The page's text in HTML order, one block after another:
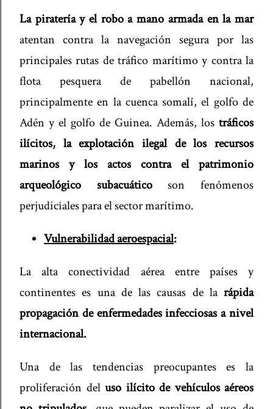
La piratería y el robo a mano armada en la mar
atentan contra la navegación segura por las
principales rutas de tráfico marítimo y contra la
flota pesquera de pabellón nacional,
principalmente en la cuenca somalí, el golfo de
Adén y el golfo de Guinea. Además, los tráficos
ilícitos, la explotación ilegal de los recursos
marinos y los actos contra el patrimonio
arqueológico subacuáticoson fenómenos
perjudiciales para el sector marítimo.
Vulnerabilidad aeroespacial:
La alta conectividad aérea entre países y
continentes es una de las causas de la rápida
propagación de enfermedades infecciosas a nivel
internacional.
Una de las tendencias preocupantes es la
proliferación del uso ilícito de vehículos aéreos